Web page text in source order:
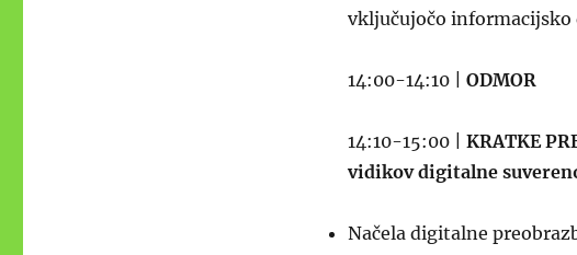
vključujočo informacijsko
14:00-14:10 | ODMOR
14:10-15:00 | KRATKE
vidikov digitalne
Načela digitalne